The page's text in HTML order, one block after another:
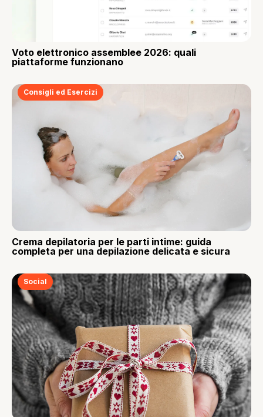
Voto elettronico assemblee 2026: quali
piattaforme funzionano
Consigli ed Esercizi
Crema depilatoria per le parti intime: guida
completa per una depilazione delicata e sicura
Social